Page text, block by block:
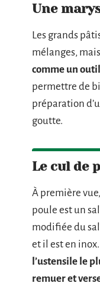
Une
Les grands
mélanges, mais
comme un
permettre de
préparation
goutte.
Le cul de
À première
poule est un
modifiée du
et il est en
l’ustensile le
remuer et